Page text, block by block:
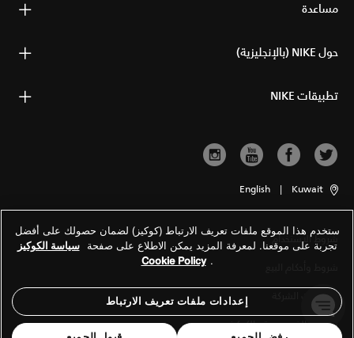
مساعدة
حول NIKE (بالإنجليزية)
تطبيقات NIKE
Kuwait
|
English
شروط الاستخدام
معلومات الشركة
سياسة الخصوصية والكوكيز
ستخدم هذا الموقع ملفات تعريف الارتباط (كوكيز) لضمان حصولك على أفضل
تجربة على موقعنا. لمعرفة المزيد يمكن الاطلاع على صفحة سياسة الكوكيز
.
Cookie Policy
إعدادات ملفات تعريف الارتباط